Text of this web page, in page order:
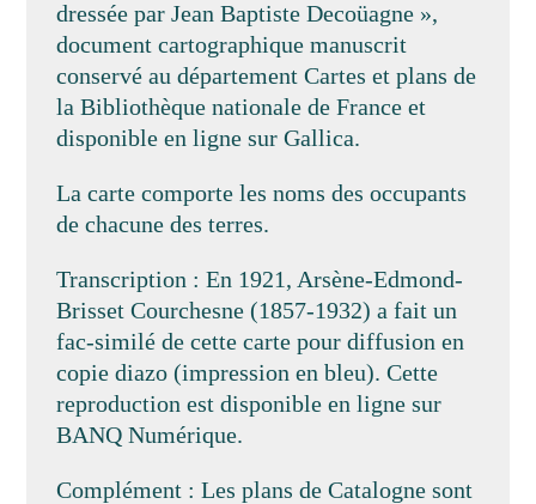
dressée par Jean Baptiste Decoüagne »,
document cartographique manuscrit
conservé au département Cartes et plans de
la Bibliothèque nationale de France et
disponible en ligne sur Gallica.
La carte comporte les noms des occupants
de chacune des terres.
Transcription : En 1921, Arsène-Edmond-
Brisset Courchesne (1857-1932) a fait un
fac-similé de cette carte pour diffusion en
copie diazo (impression en bleu). Cette
reproduction est disponible en ligne sur
BANQ Numérique.
Complément : Les plans de Catalogne sont